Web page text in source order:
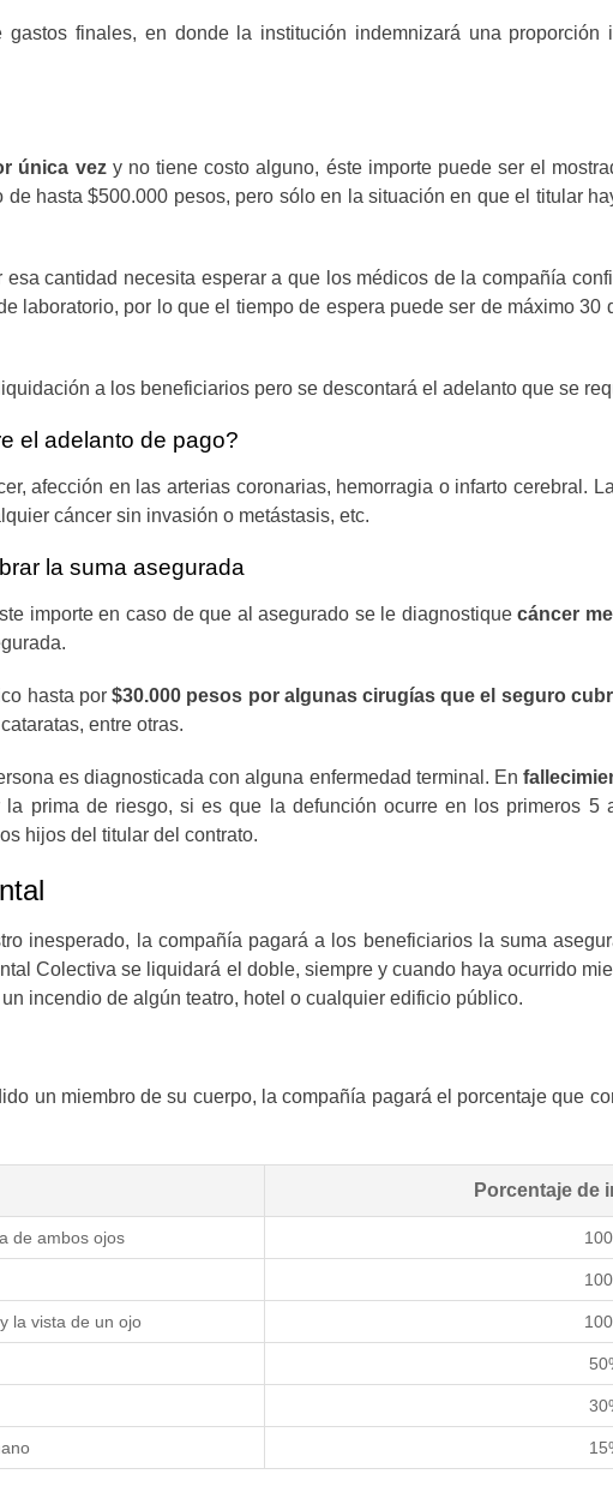
finales, en donde la institución indemnizará una proporción
única vezy no tiene costo alguno, éste importe puede ser el
hasta $500.000 pesos, pero sólo en la situación en que el titular
cantidad necesita esperar a que los médicos de la compañía
laboratorio, por lo que el tiempo de espera puede ser de máximo 30
a los beneficiarios pero se descontará el adelanto que se
el adelanto de pago?
afección en las arterias coronarias, hemorragia o infarto cerebral.
cáncer sin invasión o metástasis, etc.
la suma asegurada
importe en caso de que al asegurado se le diagnostiquecáncer
hasta por$30.000 pesos por algunas cirugías que el seguro
entre otras.
es diagnosticada con alguna enfermedad terminal. En
prima de riesgo, si es que la defunción ocurre en los primeros 5
hijos del titular del contrato.
inesperado, la compañía pagará a los beneficiarios la suma
Colectiva se liquidará el doble, siempre y cuando haya ocurrido
incendio de algún teatro, hotel o cualquier edificio público.
un miembro de su cuerpo, la compañía pagará el porcentaje que
Porcentaje de
de ambos ojos
la vista de un ojo